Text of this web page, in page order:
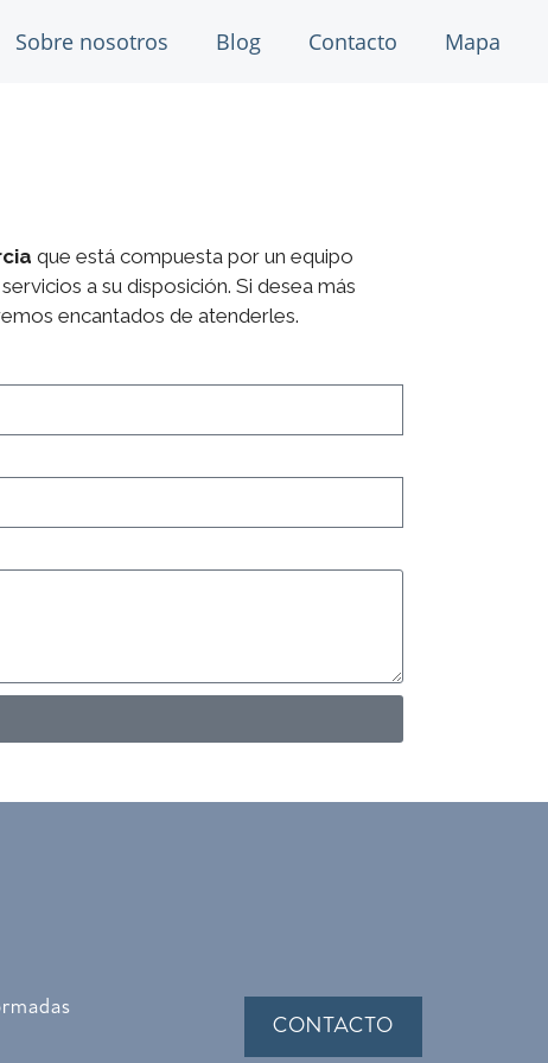
Sobre nosotros Blog Contacto Mapa
que está compuesta por un equipo
a su disposición. Si desea más
encantados de atenderles.
CONTACTO